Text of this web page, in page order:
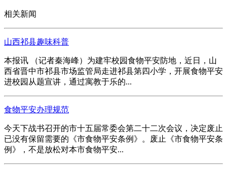
相关新闻
山西祁县趣味科普
本报讯 （记者秦海峰）为建牢校园食物平安防地，近日，山
西省晋中市祁县市场监管局走进祁县第四小学，开展食物平安
进校园从题宣讲，通过寓教于乐的...
食物平安办理规范
今天下战书召开的市十五届常委会第二十二次会议，决定废止
已没有保留需要的《市食物平安条例》。废止《市食物平安条
例》，不是放松对本市食物平安...